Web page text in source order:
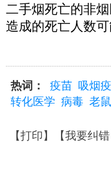
二手烟死亡的非
造成的死亡人数可
热词： 疫苗 吸烟
转化医学 病毒 老
【打印】【我要纠错